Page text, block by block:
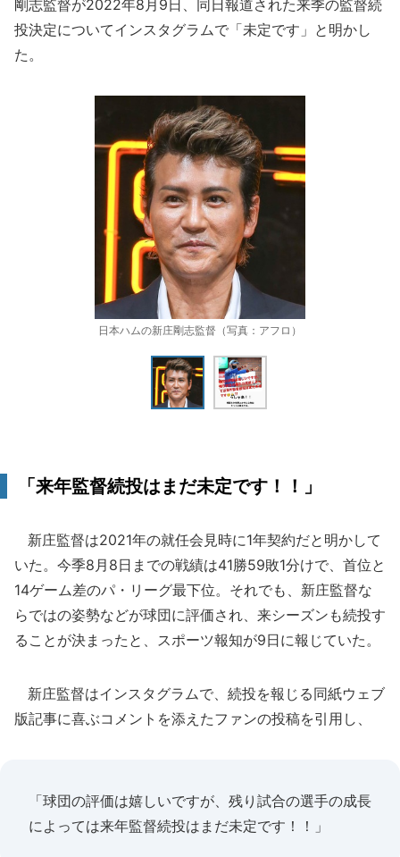
剛志監督が2022年8月9日、同日報道された来季の監督続
投決定についてインスタグラムで「未定です」と明かし
た。
日本ハムの新庄剛志監督（写真：アフロ）
「来年監督続投はまだ未定です！！」
新庄監督は2021年の就任会見時に1年契約だと明かして
いた。今季8月8日までの戦績は41勝59敗1分けで、首位と
14ゲーム差のパ・リーグ最下位。それでも、新庄監督な
らではの姿勢などが球団に評価され、来シーズンも続投す
ることが決まったと、スポーツ報知が9日に報じていた。
新庄監督はインスタグラムで、続投を報じる同紙ウェブ
版記事に喜ぶコメントを添えたファンの投稿を引用し、
「球団の評価は嬉しいですが、残り試合の選手の成長
によっては来年監督続投はまだ未定です！！」